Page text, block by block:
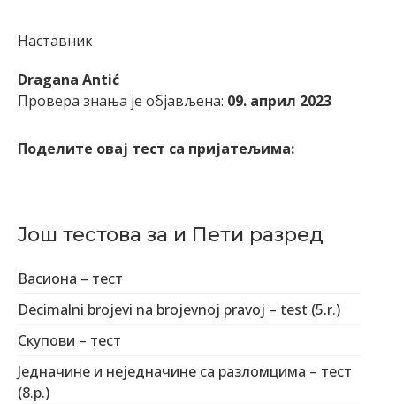
Наставник
Dragana Antić
Провера знања је објављена: 09. април 2023
Поделите овај тест са пријатељима:
Још тестова за и Пети разред
Васиона – тест
Decimalni brojevi na brojevnoj pravoj – test (5.r.)
Скупови – тест
Jедначине и неједначине са разломцима – тест
(8.р.)